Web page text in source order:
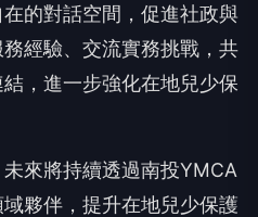
的對話空間，促進社政與
經驗、交流實務挑戰，共
，進一步強化在地兒少保
來將持續透過南投YMCA
夥伴，提升在地兒少保護